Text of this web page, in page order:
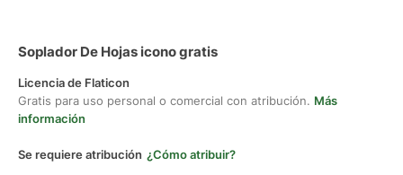
Soplador De Hojas icono gratis
Licencia de Flaticon
Gratis para uso personal o comercial con atribución. Más
información
Se requiere atribución ¿Cómo atribuir?